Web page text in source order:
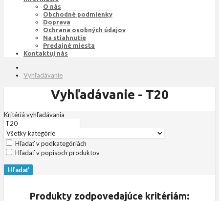
O nás
Obchodné podmienky
Doprava
Ochrana osobných údajov
Na stiahnutie
Predajné miesta
Kontaktuj nás
Vyhľadávanie
Vyhľadávanie - T20
Kritériá vyhľadávania
Hľadať v podkategóriách
Hľadať v popisoch produktov
Produkty zodpovedajúce kritériám: